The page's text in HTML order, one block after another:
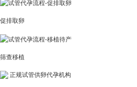
促排取卵
筛查移植
正规试管供卵代孕机构